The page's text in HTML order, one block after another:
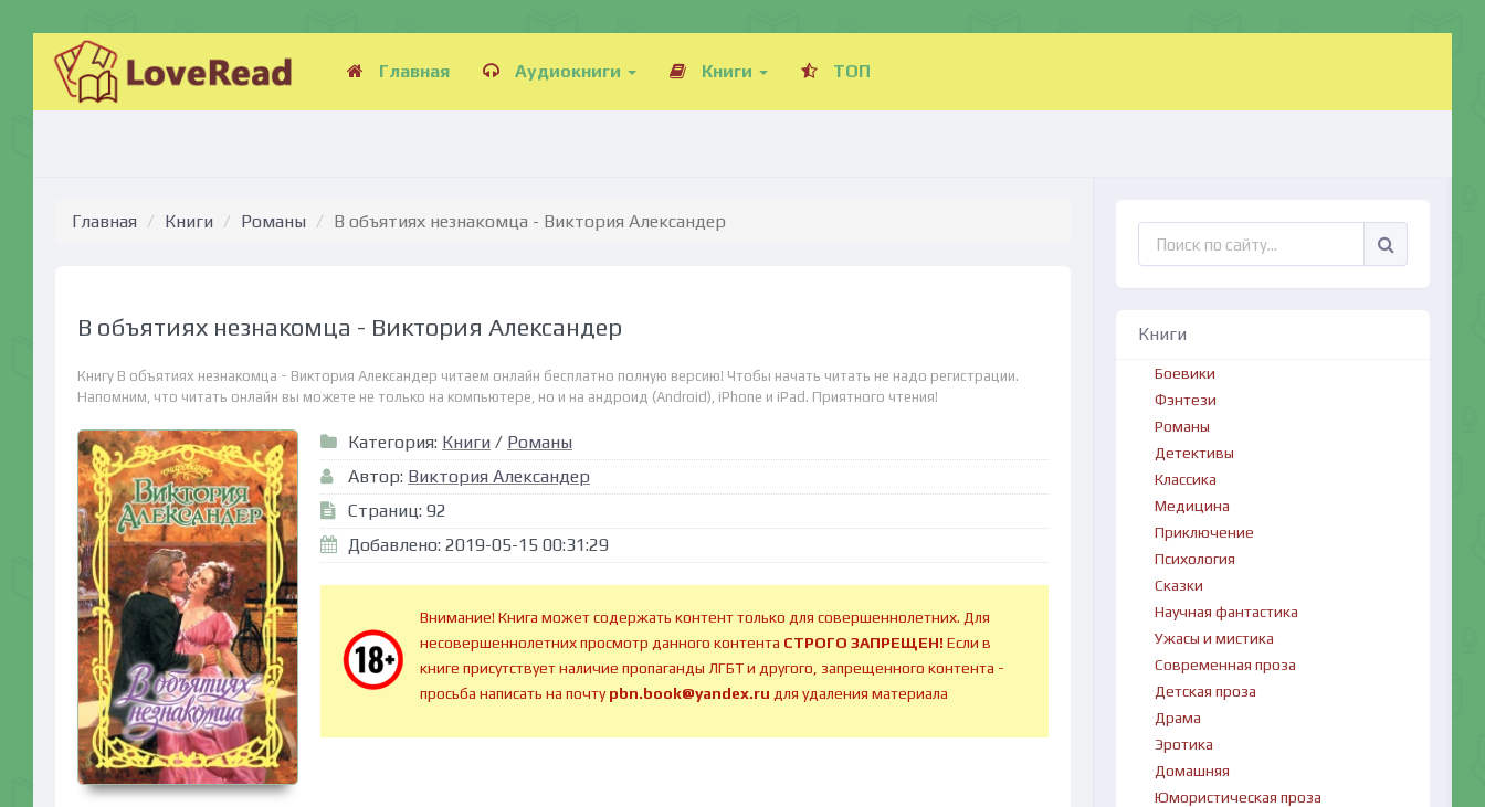
Главная Аудиокниги Книги ТОП
Главная Книги Романы В объятиях незнакомца - Виктория Александер
В объятиях незнакомца - Виктория Александер
Книгу В объятиях незнакомца - Виктория Александер читаем онлайн бесплатно полную версию! Чтобы начать читать не надо регистрации.
Напомним, что читать онлайн вы можете не только на компьютере, но и на андроид (Android), iPhone и iPad. Приятного чтения!
Категория: Книги / Романы
Автор: Виктория Александер
Страниц: 92
Добавлено: 2019-05-15 00:31:29
Внимание! Книга может содержать контент только для совершеннолетних. Для
несовершеннолетних просмотр данного контента СТРОГО ЗАПРЕЩЕН!Если в
книге присутствует наличие пропаганды ЛГБТ и другого, запрещенного контента -
просьба написать на почтуpbn.book@yandex.ru для удаления материала
Книги
Боевики
Фэнтези
Романы
Детективы
Классика
Медицина
Приключение
Психология
Сказки
Научная фантастика
Ужасы и мистика
Современная проза
Детская проза
Драма
Эротика
Домашняя
Юмористическая проза